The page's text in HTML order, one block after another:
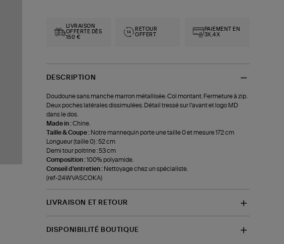
LIVRAISON
OFFERTE DÈS
150 €
RETOUR
OFFERT
PAIEMENT EN
3X,4X
DESCRIPTION
Doudoune sans manche marron métallisée. Col montant. Fermeture à zip.
Deux poches latérales dissimulées. Détail tressé sur l'avant et logo MD
dans le dos.
Made in :Chine.
Taille & Coupe : Notre mannequin porte une taille 0 et mesure 172 cm
Longueur (taille 0) : 52 cm
Demi tour poitrine : 53 cm
Composition :100% polyamide.
Conseil d'entretien : Nettoyage chez un spécialiste.
(ref-24WVASCOKA)
LIVRAISON ET RETOUR
DISPONIBILITÉ BOUTIQUE